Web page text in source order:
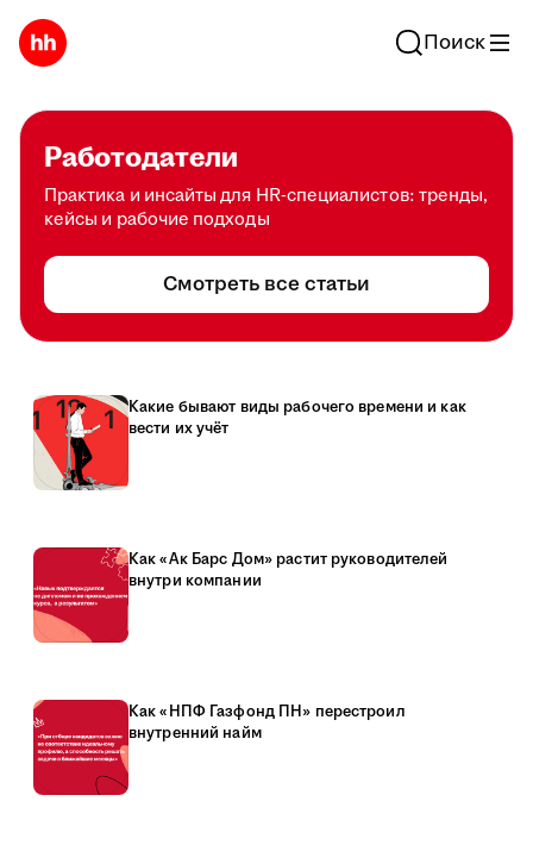
Поиск
Работодатели
Практика и инсайты для HR-специалистов: тренды,
кейсы и рабочие подходы
Смотреть все статьи
Какие бывают виды рабочего времени и как
вести их учёт
Как «Ак Барс Дом» растит руководителей
внутри компании
Как «НПФ Газфонд ПН» перестроил
внутренний найм